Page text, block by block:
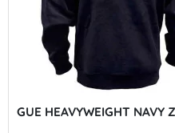
GUE HEAVYWEIGHT NAVY